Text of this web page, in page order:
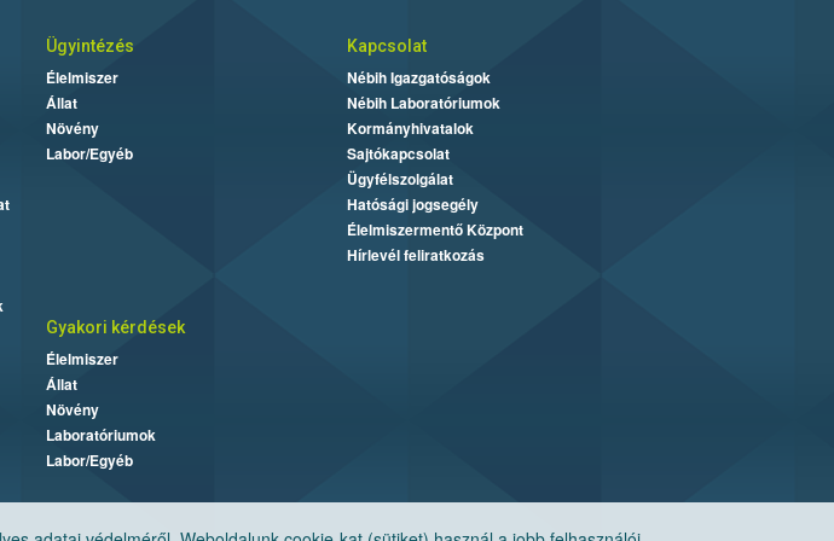
Ügyintézés
Élelmiszer
Állat
Növény
Labor/Egyéb
Kapcsolat
Nébih Igazgatóságok
Nébih Laboratóriumok
Kormányhivatalok
Sajtókapcsolat
Ügyfélszolgálat
Hatósági jogsegély
Élelmiszermentő Központ
Hírlevél feliratkozás
Gyakori kérdések
Élelmiszer
Állat
Növény
Laboratóriumok
Labor/Egyéb